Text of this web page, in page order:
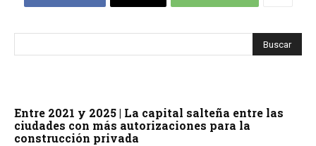
Entre 2021 y 2025 | La capital salteña entre las
ciudades con más autorizaciones para la
construcción privada